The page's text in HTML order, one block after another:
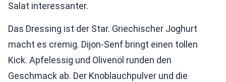
Salat interessanter.
Das Dressing ist der Star. Griechischer Joghurt
macht es cremig. Dijon-Senf bringt einen tollen
Kick. Apfelessig und Olivenöl runden den
Geschmack ab. Der Knoblauchpulver und die